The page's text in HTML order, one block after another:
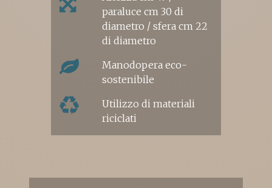
paraluce cm 30 di
diametro / sfera cm 22
di diametro
Manodopera eco-
sostenibile
Utilizzo di materiali
riciclati